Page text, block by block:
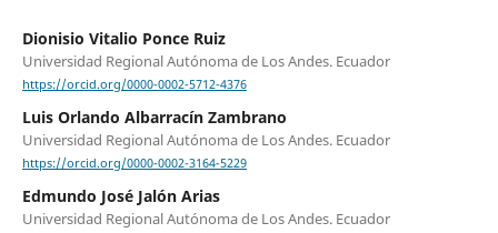
Dionisio Vitalio Ponce Ruiz
Universidad Regional Autónoma de Los Andes. Ecuador
https://orcid.org/0000-0002-5712-4376
Luis Orlando Albarracín Zambrano
Universidad Regional Autónoma de Los Andes. Ecuador
https://orcid.org/0000-0002-3164-5229
Edmundo José Jalón Arias
Universidad Regional Autónoma de Los Andes. Ecuador